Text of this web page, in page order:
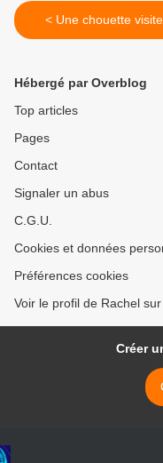
< Une chouette visite
Hébergé par Overblog
Top articles
Pages
Contact
Signaler un abus
C.G.U.
Cookies et données
Préférences cookies
Voir le profil de Rachel
Créer